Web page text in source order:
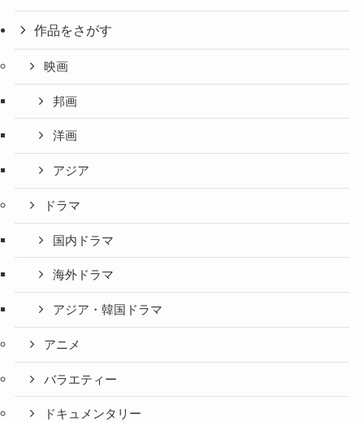
作品をさがす
映画
邦画
洋画
アジア
ドラマ
国内ドラマ
海外ドラマ
アジア・韓国ドラマ
アニメ
バラエティー
ドキュメンタリー